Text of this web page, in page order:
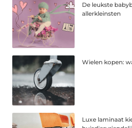
De leukste
allerkleinsten
Wielen kopen:
Luxe laminaat